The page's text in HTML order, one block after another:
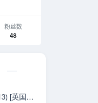
粉丝数
48
寂静人生 Still Life(2013) [英国/意大利] [剧情] 英语9.0分